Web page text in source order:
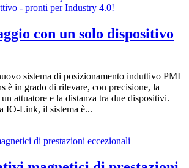
con un solo dispositivo
sistema di posizionamento induttivo PMI
è in grado di rilevare, con precisione, la
attuatore e la distanza tra due dispositivi.
IO-Link, il sistema è...